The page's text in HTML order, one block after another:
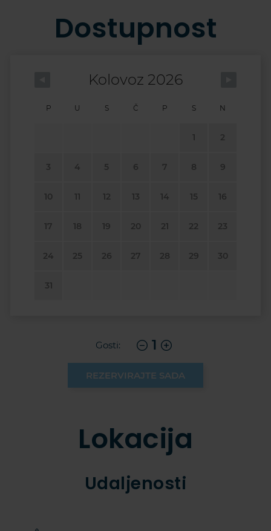
Dostupnost
Kolovoz 2026
P U S Č P S N
1 2
3 4 5 6 7 8 9
10 11 12 13 14 15 16
17 18 19 20 21 22 23
24 25 26 27 28 29 30
31
Gosti: 1
REZERVIRAJTE SADA
Lokacija
Udaljenosti